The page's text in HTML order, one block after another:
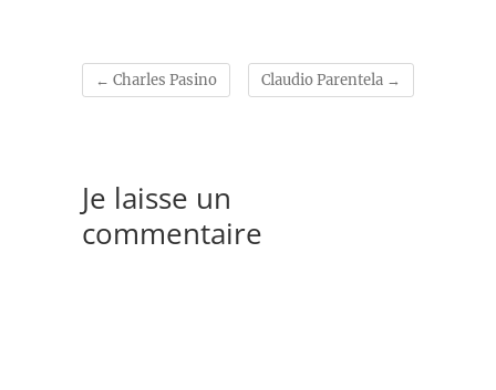
← Charles Pasino Claudio Parentela →
Je laisse un
commentaire